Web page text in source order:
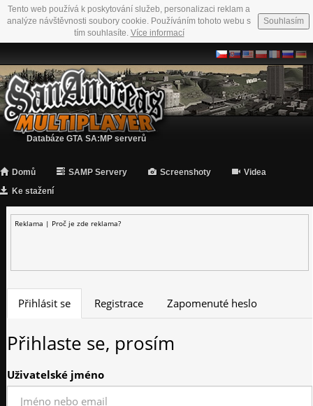
Tento web používá k poskytování služeb, personalizaci reklam a
analýze návštěvnosti soubory cookie. Používáním tohoto webu s
tím souhlasíte. Více informací
Souhlasím
Databáze GTA SA:MP serverů
Domů SAMP Servery Screenshoty
Videa
Ke stažení
Reklama | Proč je zde reklama?
Přihlásit se Registrace Zapomenuté heslo
Přihlaste se, prosím
Uživatelské jméno